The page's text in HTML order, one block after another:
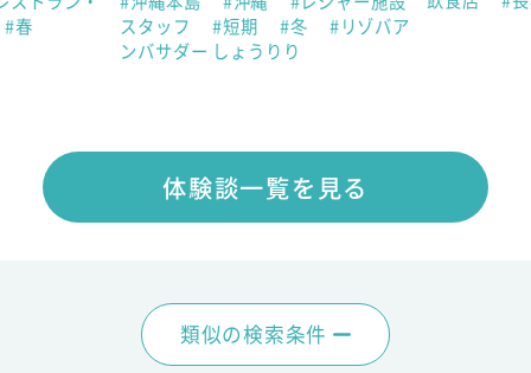
#春
スタッフ
#短期 #冬
#リゾバア
ンバサダー しょうりり
体験談一覧を見る
類似の検索条件